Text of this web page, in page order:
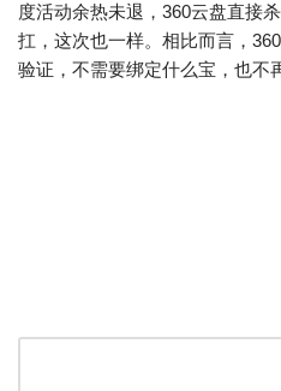
度活动余热未退，360云盘直接
扛，这次也一样。相比而言，
验证，不需要绑定什么宝，也不